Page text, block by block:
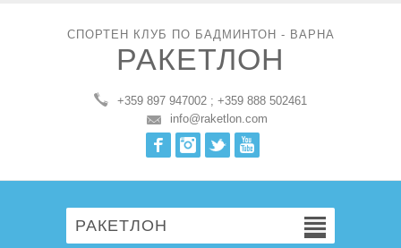
СПОРТЕН КЛУБ ПО БАДМИНТОН - ВАРНА
РАКЕТЛОН
+359 897 947002 ; +359 888 502461
info@raketlon.com
FacebookInstagram
Twitter
РАКЕТЛОН